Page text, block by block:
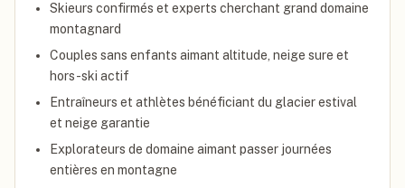
Skieurs confirmés et experts cherchant grand domaine
montagnard
Couples sans enfants aimant altitude, neige sure et
hors-ski actif
Entraîneurs et athlètes bénéficiant du glacier estival
et neige garantie
Explorateurs de domaine aimant passer journées
entières en montagne